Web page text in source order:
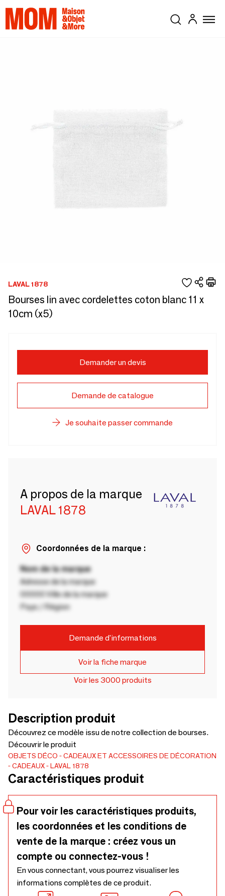
LAVAL 1878
Bourses lin avec cordelettes coton blanc 11 x
10cm (x5)
Demander un devis
Demande de catalogue
Je souhaite passer commande
A propos de la marque
LAVAL 1878
Coordonnées de la marque :
Nom de la marque
Adresse de la marque
00000 Ville de la marque
Pays / Région
Demande d'informations
Voir la fiche marque
Voir les 3000 produits
Description produit
Découvrez ce modèle issu de notre collection de bourses.
Découvrir le produit
OBJETS DÉCO
CADEAUX ET ACCESSOIRES DE DÉCORATION
CADEAUX
LAVAL 1878
Caractéristiques produit
Pour voir les caractéristiques produits,
les coordonnées et les conditions de
vente de la marque : créez vous un
compte ou connectez-vous !
En vous connectant, vous pourrez visualiser les
informations complètes de ce produit.